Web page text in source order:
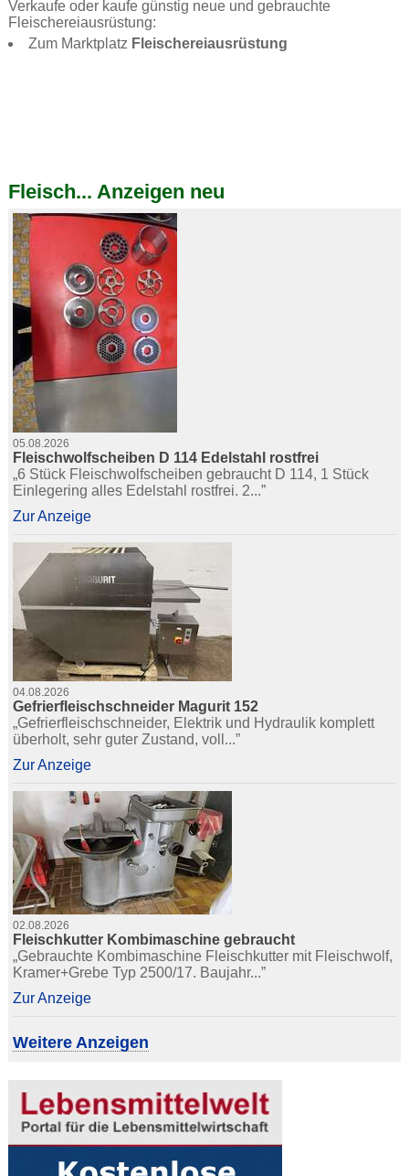
Verkaufe oder kaufe günstig neue und gebrauchte
Fleischereiausrüstung:
Zum Marktplatz Fleischereiausrüstung
Fleisch... Anzeigen neu
05.08.2026
Fleischwolfscheiben D 114 Edelstahl rostfrei
„6 Stück Fleischwolfscheiben gebraucht D 114, 1 Stück
Einlegering alles Edelstahl rostfrei. 2...”
Zur Anzeige
04.08.2026
Gefrierfleischschneider Magurit 152
„Gefrierfleischschneider, Elektrik und Hydraulik komplett
überholt, sehr guter Zustand, voll...”
Zur Anzeige
02.08.2026
Fleischkutter Kombimaschine gebraucht
„Gebrauchte Kombimaschine Fleischkutter mit Fleischwolf,
Kramer+Grebe Typ 2500/17. Baujahr...”
Zur Anzeige
Weitere Anzeigen